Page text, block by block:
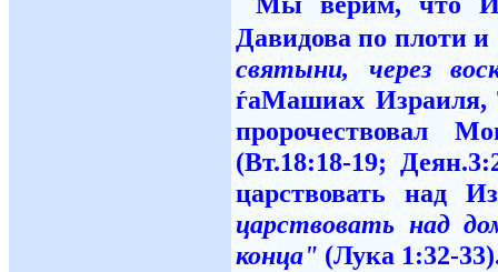
Давидова по плоти
святыни, через
ѓаМашиах Израиля,
пророчествовал
(Вт.18:18-19;
царствовать над
царствовать над
конца" (Лука 1:32-